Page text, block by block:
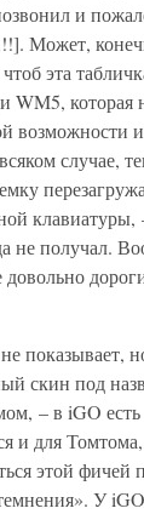
и
Может,
эта
WM5, которая
возможности
случае,
клавиатуры,
не получал.
показывает,
скин под
– в iGO есть
и для
этой фичей
У